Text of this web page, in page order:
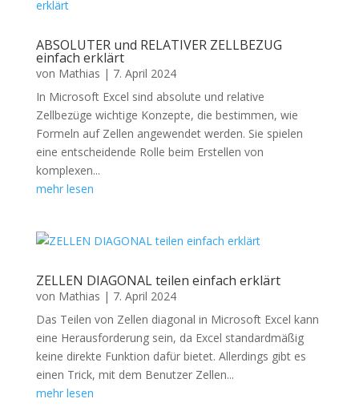
ABSOLUTER und RELATIVER ZELLBEZUG
einfach erklärt
von Mathias | 7. April 2024
In Microsoft Excel sind absolute und relative
Zellbezüge wichtige Konzepte, die bestimmen, wie
Formeln auf Zellen angewendet werden. Sie spielen
eine entscheidende Rolle beim Erstellen von
komplexen...
mehr lesen
ZELLEN DIAGONAL teilen einfach erklärt
von Mathias | 7. April 2024
Das Teilen von Zellen diagonal in Microsoft Excel kann
eine Herausforderung sein, da Excel standardmäßig
keine direkte Funktion dafür bietet. Allerdings gibt es
einen Trick, mit dem Benutzer Zellen...
mehr lesen